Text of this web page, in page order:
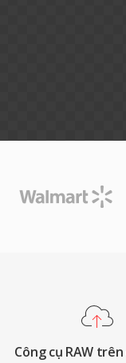
Công cụ RAW